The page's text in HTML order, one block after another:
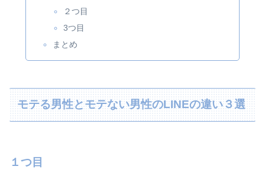
２つ目
3つ目
まとめ
モテる男性とモテない男性のLINEの違い３選
１つ目